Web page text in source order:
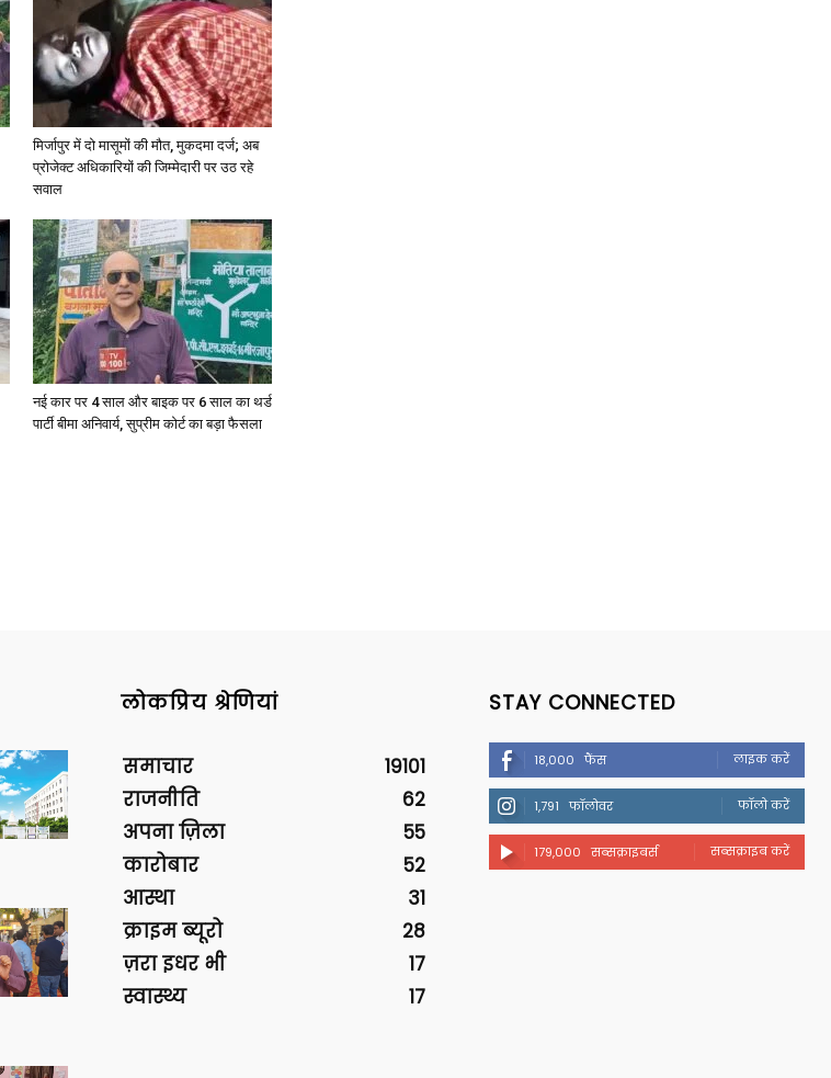
मिर्जापुर में दो मासूमों की मौत, मुकदमा दर्ज; अब
प्रोजेक्ट अधिकारियों की जिम्मेदारी पर उठ रहे
सवाल
नई कार पर 4 साल और बाइक पर 6 साल का थर्ड
पार्टी बीमा अनिवार्य, सुप्रीम कोर्ट का बड़ा फैसला
लोकप्रिय श्रेणियां
समाचार
19101
राजनीति
62
अपना ज़िला
55
कारोबार
52
आस्था
31
क्राइम ब्यूरो
28
ज़रा इधर भी
17
स्वास्थ्य
17
STAY CONNECTED
18,000 फैंस लाइक करें
1,791 फॉलोवर फॉलो करें
179,000 सब्सक्राइबर्स सब्सक्राइब करें